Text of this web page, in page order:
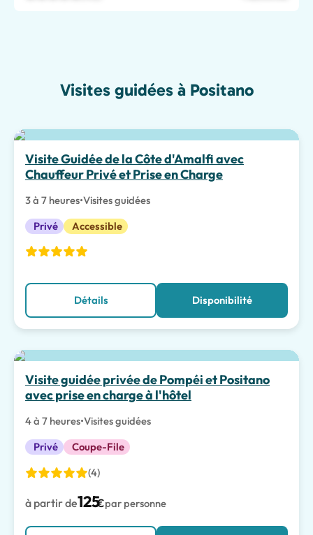
Visites guidées à Positano
Meilleur choix
Visite Guidée de la Côte d'Amalfi avec
Chauffeur Privé et Prise en Charge
3 à 7 heures•Visites guidées
Privé
Accessible
Détails Disponibilité
Meilleur choix
Visite guidée privée de Pompéi et Positano
avec prise en charge à l'hôtel
4 à 7 heures•Visites guidées
Privé
Coupe-File
(4)
à partir de125€par personne